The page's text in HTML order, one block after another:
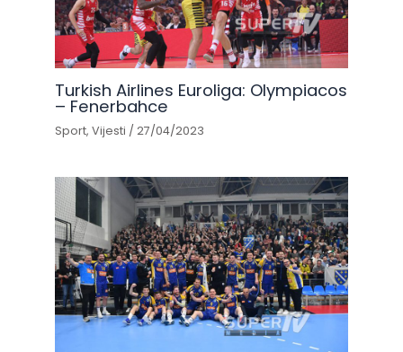
Turkish Airlines Euroliga: Olympiacos
– Fenerbahce
Sport,Vijesti /27/04/2023